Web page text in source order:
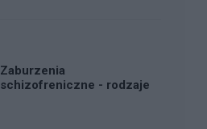
Zaburzenia
schizofreniczne - rodzaje